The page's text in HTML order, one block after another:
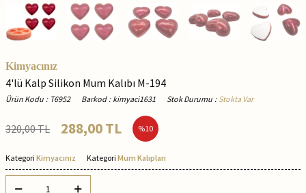
Kimyacınız
4'lü Kalp Silikon Mum Kalıbı M-194
Ürün Kodu : T6952 Barkod : kimyaci1631 Stok Durumu : Stokta Var
320,00TL 288,00TL %10
Kategori Kimyacınız Kategori Mum Kalıpları